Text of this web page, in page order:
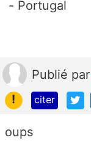
- Portugal
Publié par
!
citer
oups